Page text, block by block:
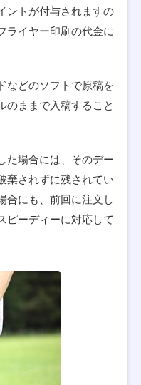
ントが付与されますの
ライヤー印刷の代金に
などのソフトで原稿を
のままで入稿すること
た場合には、そのデー
棄されずに残されてい
合にも、前回に注文し
ピーディーに対応して